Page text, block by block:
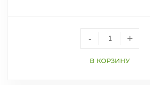
- +
В КОРЗИНУ